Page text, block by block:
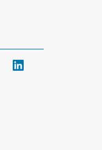
Instagram